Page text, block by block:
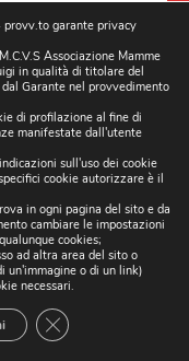
provv.to garante privacy
Associazione Mamme
in qualità di titolare del
Garante nel provvedimento
di profilazione al fine di
manifestate dall'utente
sull'uso dei cookie
cookie autorizzare è il
in ogni pagina del sito e da
cambiare le impostazioni
cookies;
ad altra area del sito o
un'immagine o di un link)
necessari.
CLOSE GDPR